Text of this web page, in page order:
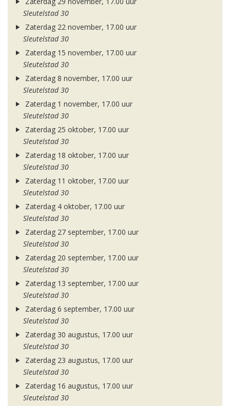
Sleutelstad 30
Zaterdag 22 november, 17.00 uur
Sleutelstad 30
Zaterdag 15 november, 17.00 uur
Sleutelstad 30
Zaterdag 8 november, 17.00 uur
Sleutelstad 30
Zaterdag 1 november, 17.00 uur
Sleutelstad 30
Zaterdag 25 oktober, 17.00 uur
Sleutelstad 30
Zaterdag 18 oktober, 17.00 uur
Sleutelstad 30
Zaterdag 11 oktober, 17.00 uur
Sleutelstad 30
Zaterdag 4 oktober, 17.00 uur
Sleutelstad 30
Zaterdag 27 september, 17.00 uur
Sleutelstad 30
Zaterdag 20 september, 17.00 uur
Sleutelstad 30
Zaterdag 13 september, 17.00 uur
Sleutelstad 30
Zaterdag 6 september, 17.00 uur
Sleutelstad 30
Zaterdag 30 augustus, 17.00 uur
Sleutelstad 30
Zaterdag 23 augustus, 17.00 uur
Sleutelstad 30
Zaterdag 16 augustus, 17.00 uur
Sleutelstad 30